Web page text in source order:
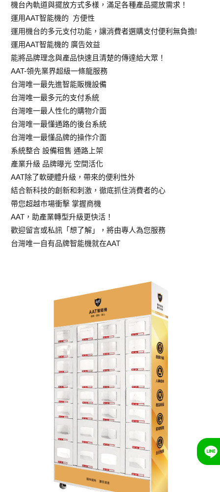
機台內軌道與擺放方式多樣，滿足各種產品擺放需求！
運用AAT智能機的 方便性
運用機台的多元支付功能，讓消費者選購支付便利無負擔!
運用AAT智能機的 廣告效益
能將品牌理念與產品快速且清楚的傳達給大眾！
AAT-領先業界超級一條龍服務
台灣唯一最先進智能販機設備
台灣唯一最多元的支付系統
台灣唯一最人性化的購物介面
台灣唯一最懂通路的後台系統
台灣唯一最懂品牌的操作介面
系統整合 設備租售 通路上架
產業升級 品牌曝光 空間活化
AAT除了軟硬體升級，帶來的便利性外
結合新科技的創新和刺激，徹底抓住消費者的心
帶您超越市場衝擊 掌握商機
AAT，助產業轉型升級更快活！
歡迎留言或私訊「想了解」，將由專人為您服務
台灣唯一自有品牌智能機就在AAT